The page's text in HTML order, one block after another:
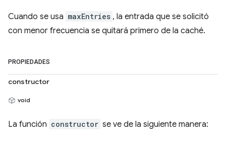
Cuando se usa maxEntries , la entrada que se solicitó
con menor frecuencia se quitará primero de la caché.
PROPIEDADES
constructor
void
La función constructor se ve de la siguiente manera: